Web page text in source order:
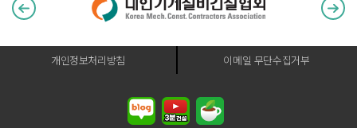
개인정보처리방침 이메일 무단수집거부